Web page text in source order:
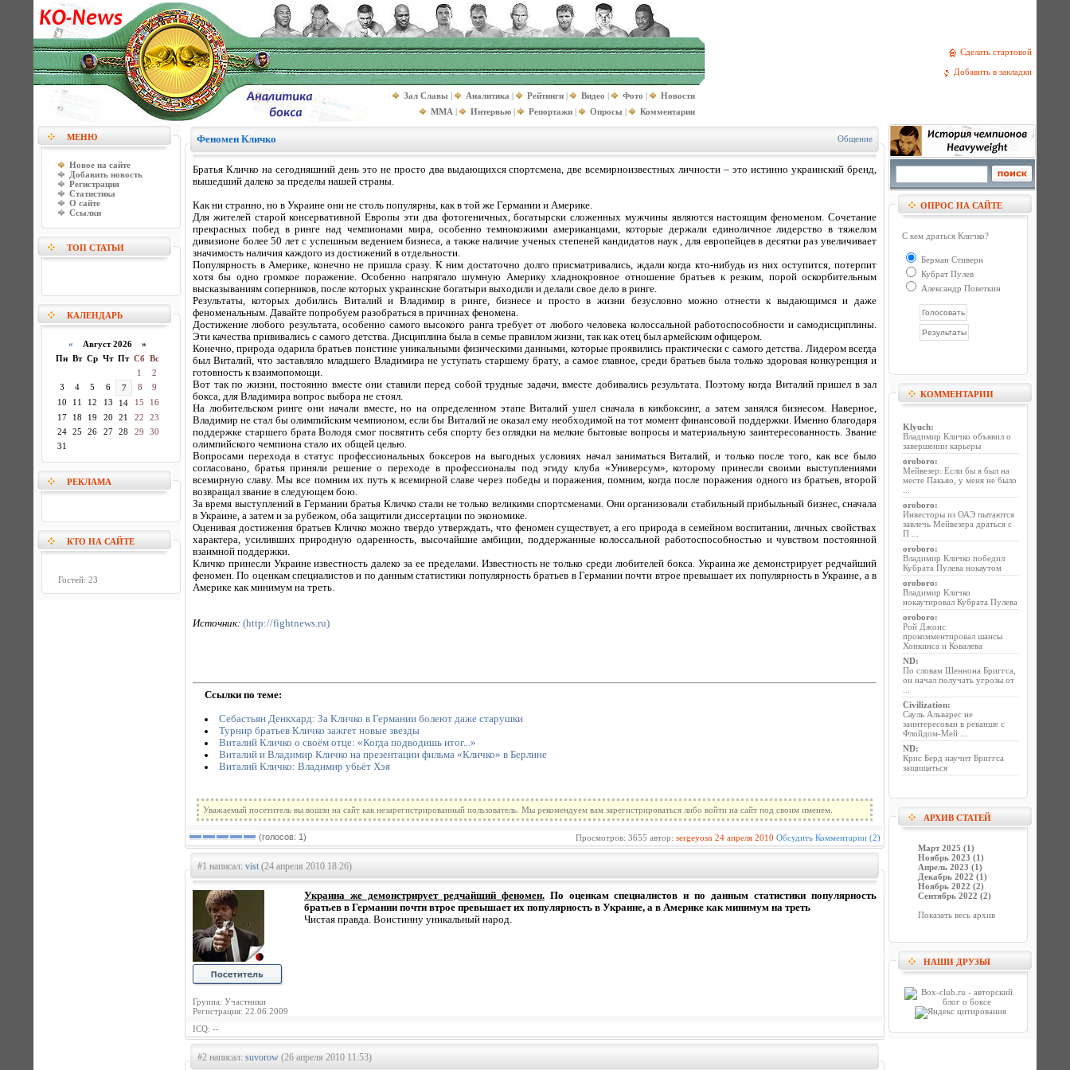
Сделать стартовой
Добавить в закладки
Зал Славы | Аналитика | Рейтинги | Видео | Фото |
Новости
MMA | Интервью | Репортажи | Опросы | Комментарии
МЕНЮ
Новое на сайте
Добавить новость
Регистрация
Статистика
О сайте
Ссылки
ТОП СТАТЬИ
КАЛЕНДАРЬ
« Август 2026 »
Пн Вт Ср Чт Пт Сб Вс
1
2
3
4 5 6 7 8
9
10
11 12 13 14 15
16
17
18 19 20 21 22
23
24
25 26 27 28 29
30
31
РЕКЛАМА
КТО НА САЙТЕ
Гостей: 23
Феномен Кличко Общение
Братья Кличко на сегодняшний день это не просто два выдающихся спортсмена, две всемирноизвестных личности – это истинно украинский бренд,
вышедший далеко за пределы нашей страны.
Как ни странно, но в Украине они не столь популярны, как в той же Германии и Америке.
Для жителей старой консервативной Европы эти два фотогеничных, богатырски сложенных мужчины являются настоящим феноменом. Сочетание
прекрасных побед в ринге над чемпионами мира, особенно темнокожими американцами, которые держали единоличное лидерство в тяжелом
дивизионе более 50 лет с успешным ведением бизнеса, а также наличие ученых степеней кандидатов наук , для европейцев в десятки раз увеличивает
значимость наличия каждого из достижений в отдельности.
Популярность в Америке, конечно не пришла сразу. К ним достаточно долго присматривались, ждали когда кто-нибудь из них оступится, потерпит
хотя бы одно громкое поражение. Особенно напрягало шумную Америку хладнокровное отношение братьев к резким, порой оскорбительным
высказываниям соперников, после которых украинские богатыри выходили и делали свое дело в ринге.
Результаты, которых добились Виталий и Владимир в ринге, бизнесе и просто в жизни безусловно можно отнести к выдающимся и даже
феноменальным. Давайте попробуем разобраться в причинах феномена.
Достижение любого результата, особенно самого высокого ранга требует от любого человека колоссальной работоспособности и самодисциплины.
Эти качества прививались с самого детства. Дисциплина была в семье правилом жизни, так как отец был армейским офицером.
Конечно, природа одарила братьев поистине уникальными физическими данными, которые проявились практически с самого детства. Лидером всегда
был Виталий, что заставляло младшего Владимира не уступать старшему брату, а самое главное, среди братьев была только здоровая конкуренция и
готовность к взаимопомощи.
Вот так по жизни, постоянно вместе они ставили перед собой трудные задачи, вместе добивались результата. Поэтому когда Виталий пришел в зал
бокса, для Владимира вопрос выбора не стоял.
На любительском ринге они начали вместе, но на определенном этапе Виталий ушел сначала в кикбоксинг, а затем занялся бизнесом. Наверное,
Владимир не стал бы олимпийским чемпионом, если бы Виталий не оказал ему необходимой на тот момент финансовой поддержки. Именно благодаря
поддержке старшего брата Володя смог посвятить себя спорту без оглядки на мелкие бытовые вопросы и материальную заинтересованность. Звание
олимпийского чемпиона стало их общей целью.
Вопросами перехода в статус профессиональных боксеров на выгодных условиях начал заниматься Виталий, и только после того, как все было
согласовано, братья приняли решение о переходе в профессионалы под эгиду клуба «Универсум», которому принесли своими выступлениями
всемирную славу. Мы все помним их путь к всемирной славе через победы и поражения, помним, когда после поражения одного из братьев, второй
возвращал звание в следующем бою.
За время выступлений в Германии братья Кличко стали не только великими спортсменами. Они организовали стабильный прибыльный бизнес, сначала
в Украине, а затем и за рубежом, оба защитили диссертации по экономике.
Оценивая достижения братьев Кличко можно твердо утверждать, что феномен существует, а его природа в семейном воспитании, личных свойствах
характера, усиливших природную одаренность, высочайшие амбиции, поддержанные колоссальной работоспособностью и чувством постоянной
взаимной поддержки.
Кличко принесли Украине известность далеко за ее пределами. Известность не только среди любителей бокса. Украина же демонстрирует редчайший
феномен. По оценкам специалистов и по данным статистики популярность братьев в Германии почти втрое превышает их популярность в Украине, а в
Америке как минимум на треть.
Источник: (http://fightnews.ru)
Ссылки по теме:
Себастьян Денкхард: За Кличко в Германии болеют даже старушки
Турнир братьев Кличко зажгет новые звезды
Виталий Кличко о своём отце: «Когда подводишь итог...»
Виталий и Владимир Кличко на презентации фильма «Кличко» в Берлине
Виталий Кличко: Владимир убьёт Хэя
Уважаемый посетитель вы вошли на сайт как незарегистрированный пользователь. Мы рекомендуем вам зарегистрироваться либо войти на сайт под своим именем.
(голосов: 1) Просмотров: 3655 автор: sergeyosn 24 апреля 2010 Обсудить Комментарии (2)
#1 написал: vist(24 апреля 2010 18:26)
Группа: Участники
Регистрация: 22.06.2009
Украина же демонстрирует редчайший феномен.По оценкам специалистов и по данным статистики популярность
братьев в Германии почти втрое превышает их популярность в Украине, а в Америке как минимум на треть
Чистая правда. Воистинну уникальный народ.
ICQ: --
#2 написал: suvorow (26 апреля 2010 11:53)
ОПРОС НА САЙТЕ
С кем драться Кличко?
Берман Стиверн
Кубрат Пулев
Александр Поветкин
КОММЕНТАРИИ
Klyuch:
Владимир Кличко объявил о
завершении карьеры
oroboro:
Мейвезер: Если бы я был на
месте Пакьяо, у меня не было
oroboro:
Инвесторы из ОАЭ пытаются
завлечь Мейвезера драться с
П ...
oroboro:
Владимир Кличко победил
Кубрата Пулева нокаутом
oroboro:
Владимир Кличко
нокаутировал Кубрата Пулева
oroboro:
Рой Джонс
прокомментировал шансы
Хопкинса и Ковалева
ND:
По словам Шеннона Бриггса,
он начал получать угрозы от
Civilization:
Сауль Альварес не
заинтересован в реванше с
Флойдом-Мей ...
ND:
Крис Берд научит Бриггса
защищаться
АРХИВ СТАТЕЙ
Март 2025 (1)
Ноябрь 2023 (1)
Апрель 2023 (1)
Декабрь 2022 (1)
Ноябрь 2022 (2)
Сентябрь 2022 (2)
Показать весь архив
НАШИ ДРУЗЬЯ